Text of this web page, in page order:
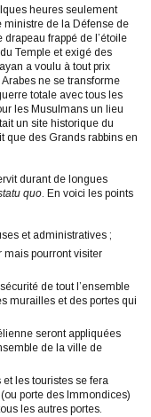
heures seulement
ministre de la Défense de
frappé de l’étoile
Temple et exigé des
a voulu à tout prix
ne se transforme
totale avec tous les
les Musulmans un lieu
un site historique du
que des Grands rabbins en
durant de longues
quo. En voici les points
et administratives ;
mais pourront visiter
de tout l’ensemble
murailles et des portes qui
seront appliquées
de la ville de
et les touristes se fera
porte des Immondices)
les autres portes.